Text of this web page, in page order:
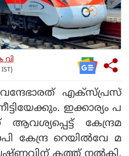
വി
എക്‌സ്പ്രസ്
ഇക്കാര്യം പ
കേന്ദ്രമ
കേന്ദ്ര റെയില്‍വേ മ